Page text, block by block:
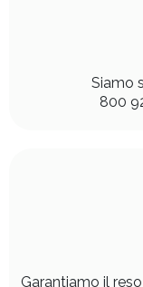
Siamo
800
Garantiamo il